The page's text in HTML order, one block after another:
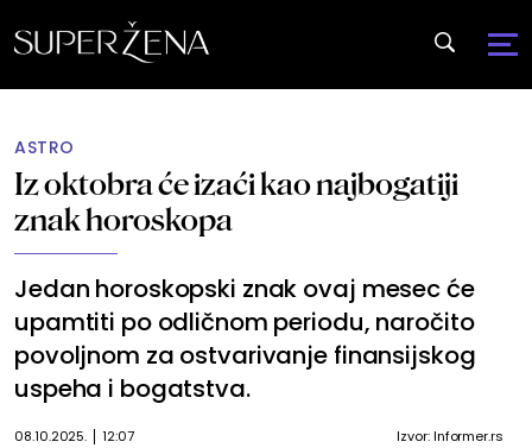
ASTRO
Iz oktobra će izaći kao najbogatiji
znak horoskopa
Jedan horoskopski znak ovaj mesec će
upamtiti po odličnom periodu, naročito
povoljnom za ostvarivanje finansijskog
uspeha i bogatstva.
08.10.2025. 12:07 Izvor: Informer.rs